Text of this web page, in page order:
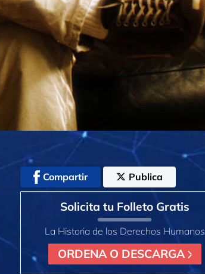
Compartir Publica
Solicita tu Folleto Gratis
La Historia de los Derechos Humanos
ORDENA O DESCARGA